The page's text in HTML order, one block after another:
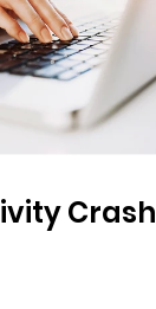
Crash